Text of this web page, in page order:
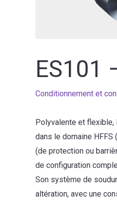
ES101
Conditionnement et
Polyvalente et flexible,
dans le domaine
(de protection ou
de configuration
Son système de
altération, avec une